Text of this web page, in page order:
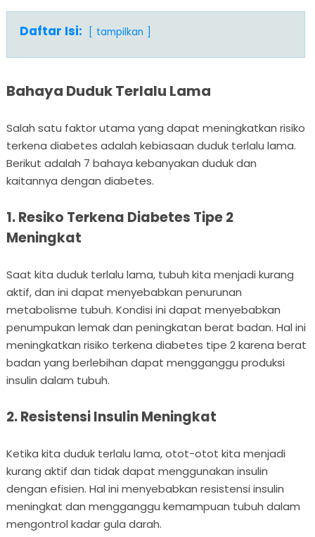
Daftar Isi: tampilkan
Bahaya Duduk Terlalu Lama
Salah satu faktor utama yang dapat meningkatkan risiko
terkena diabetes adalah kebiasaan duduk terlalu lama.
Berikut adalah 7 bahaya kebanyakan duduk dan
kaitannya dengan diabetes.
1. Resiko Terkena Diabetes Tipe 2
Meningkat
Saat kita duduk terlalu lama, tubuh kita menjadi kurang
aktif, dan ini dapat menyebabkan penurunan
metabolisme tubuh. Kondisi ini dapat menyebabkan
penumpukan lemak dan peningkatan berat badan. Hal ini
meningkatkan risiko terkena diabetes tipe 2 karena berat
badan yang berlebihan dapat mengganggu produksi
insulin dalam tubuh.
2. Resistensi Insulin Meningkat
Ketika kita duduk terlalu lama, otot-otot kita menjadi
kurang aktif dan tidak dapat menggunakan insulin
dengan efisien. Hal ini menyebabkan resistensi insulin
meningkat dan mengganggu kemampuan tubuh dalam
mengontrol kadar gula darah.